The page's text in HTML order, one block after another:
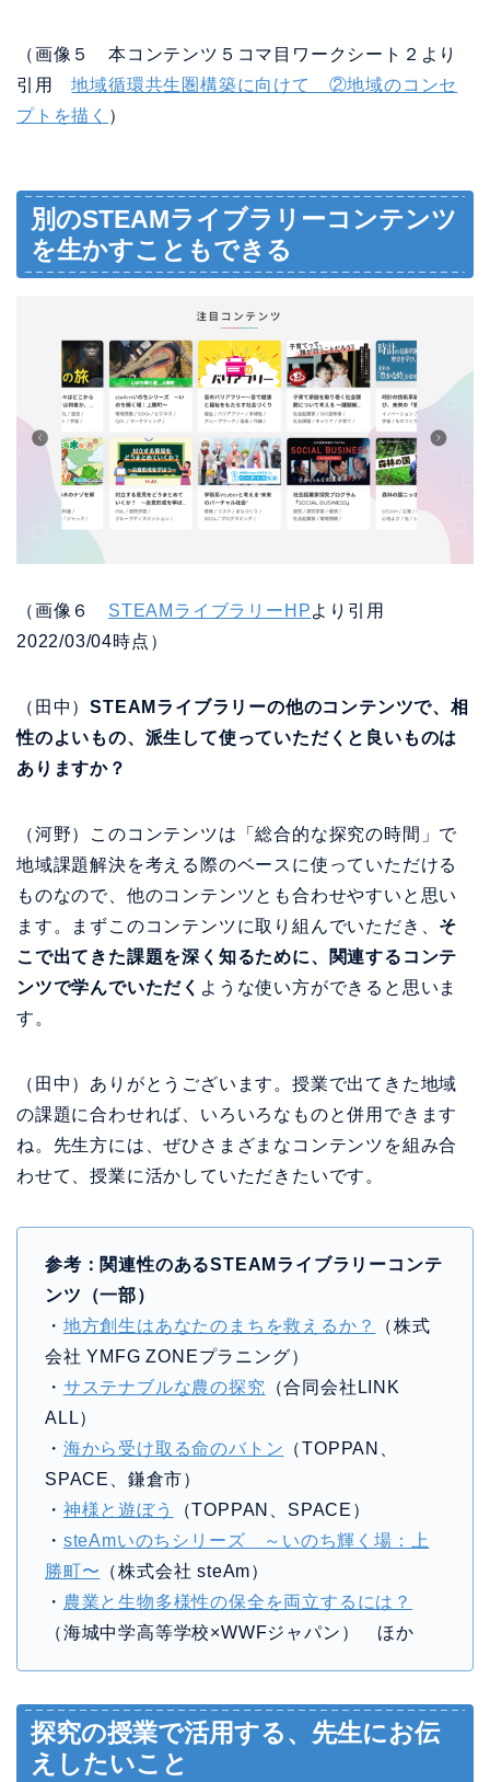
（画像５ 本コンテンツ５コマ目ワークシート２より
引用地域循環共生圏構築に向けて ②地域のコンセ
プトを描く ）
別のSTEAMライブラリーコンテンツ
を生かすこともできる
（画像６ STEAMライブラリーHPより引用
2022/03/04時点）
（田中）STEAMライブラリーの他のコンテンツで、相
性のよいもの、派生して使っていただくと良いものは
ありますか？
（河野）このコンテンツは「総合的な探究の時間」で
地域課題解決を考える際のベースに使っていただける
ものなので、他のコンテンツとも合わせやすいと思い
ます。まずこのコンテンツに取り組んでいただき、 そ
こで出てきた課題を深く知るために、関連するコンテ
ンツで学んでいただく ような使い方ができると思いま
す。
（田中）ありがとうございます。授業で出てきた地域
の課題に合わせれば、いろいろなものと併用できます
ね。先生方には、ぜひさまざまなコンテンツを組み合
わせて、授業に活かしていただきたいです。
参考：関連性のあるSTEAMライブラリーコンテ
ンツ（一部）
・ 地方創生はあなたのまちを救えるか？
（株式
会社 YMFG ZONEプラニング）
・ サステナブルな農の探究 （合同会社LINK
ALL）
・ 海から受け取る命のバトン （TOPPAN、
SPACE、鎌倉市）
・ 神様と遊ぼう
（TOPPAN、SPACE）
・ steAmいのちシリーズ ～いのち輝く場：上
勝町〜 （株式会社 steAm）
・ 農業と生物多様性の保全を両立するには？
（海城中学高等学校×WWFジャパン） ほか
探究の授業で活用する、先生にお伝
えしたいこと